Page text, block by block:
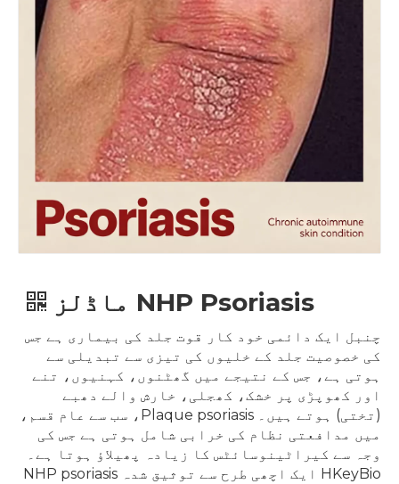
NHP Psoriasis ماڈلز
چنبل ایک دائمی خود کار قوت جلد کی بیماری ہے جس
کی خصوصیت جلد کے خلیوں کی تیزی سے تبدیلی سے
ہوتی ہے، جس کے نتیجے میں گھٹنوں، کہنیوں، تنے
اور کھوپڑی پر خشک، کھجلی، خارش والے دھبے
(تختی) ہوتے ہیں۔ Plaque psoriasis، سب سے عام قسم،
میں مدافعتی نظام کی خرابی شامل ہوتی ہے جس کی
وجہ سے کیراٹینوسائٹس کا زیادہ پھیلاؤ ہوتا ہے۔
HKeyBio ایک اچھی طرح سے توثیق شدہ NHP psoriasis